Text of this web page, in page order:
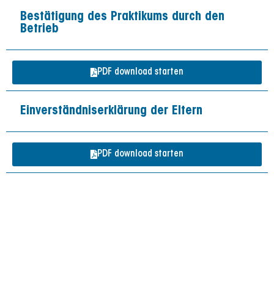
Bestätigung des Praktikums durch den
Betrieb
PDF download starten
Einverständniserklärung der Eltern
PDF download starten